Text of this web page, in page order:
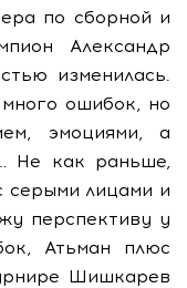
по сборной и
Александр
изменилась.
ошибок, но
эмоциями, а
Не как раньше,
серыми лицами и
перспективу у
Атьман плюс
Шишкарев